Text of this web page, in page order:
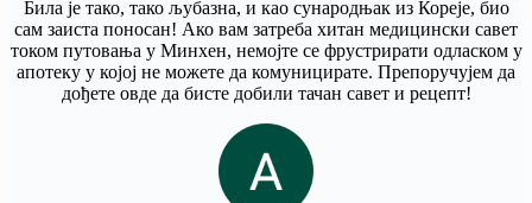
Била је тако, тако љубазна, и као сународњак из Кореје, био
сам заиста поносан! Ако вам затреба хитан медицински савет
током путовања у Минхен, немојте се фрустрирати одласком у
апотеку у којој не можете да комуницирате. Препоручујем да
дођете овде да бисте добили тачан савет и рецепт!